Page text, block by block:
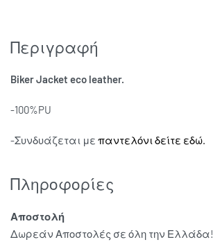
Περιγραφή
Biker Jacket eco leather.
-100%PU
-Συνδυάζεται με παντελόνι δείτε εδώ.
Πληροφορίες
Αποστολή
Δωρεάν Αποστολές σε όλη την Ελλάδα!